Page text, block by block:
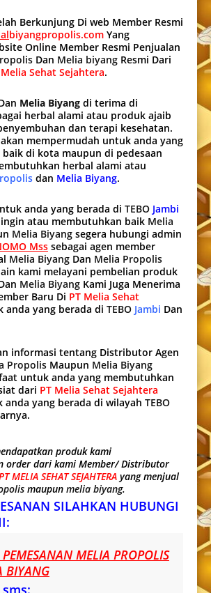
Berkunjung Di web Member Resmi
biyangpropolis.com Yang
Online Member Resmi Penjualan
Dan Melia biyang Resmi Dari
Melia Sehat Sejahtera.
Melia Biyang di terima di
herbal alami atau produk ajaib
dan terapi kesehatan.
mempermudah untuk anda yang
di kota maupun di pedesaan
herbal alami atau
dan Melia Biyang.
anda yang berada di TEBO Jambi
atau membutuhkan baik Melia
Melia Biyang segera hubungi admin
Mss sebagai agen member
Melia Biyang Dan Melia Propolis
kami melayani pembelian produk
Melia Biyang Kami Juga Menerima
Baru Di PT Melia Sehat
anda yang berada di TEBO Jambi Dan
informasi tentang Distributor Agen
Propolis Maupun Melia Biyang
untuk anda yang membutuhkan
dari PT Melia Sehat Sejahtera
yang berada di wilayah TEBO
produk kami
order dari kami Member/ Distributor
MELIA SEHAT SEJAHTERA yang menjual
maupun melia biyang.
SILAHKAN HUBUNGI
MELIA PROPOLIS
BIYANG